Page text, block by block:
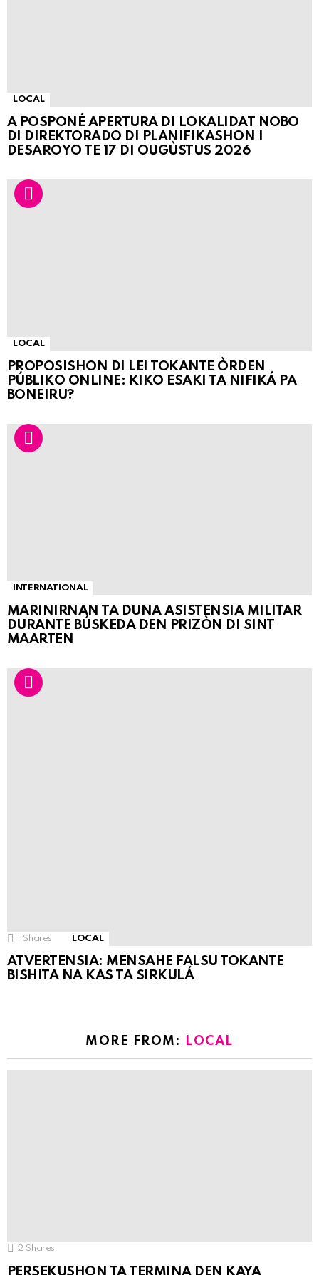
LOCAL
A POSPONÉ APERTURA DI LOKALIDAT NOBO
DI DIREKTORADO DI PLANIFIKASHON I
DESAROYO TE 17 DI OUGÙSTUS 2026
LOCAL
PROPOSISHON DI LEI TOKANTE ÒRDEN
PÚBLIKO ONLINE: KIKO ESAKI TA NIFIKÁ PA
BONEIRU?
INTERNATIONAL
MARINIRNAN TA DUNA ASISTENSIA MILITAR
DURANTE BÚSKEDA DEN PRIZÒN DI SINT
MAARTEN
1 Shares LOCAL
ATVERTENSIA: MENSAHE FALSU TOKANTE
BISHITA NA KAS TA SIRKULÁ
MORE FROM: LOCAL
2 Shares
PERSEKUSHON TA TERMINA DEN KAYA